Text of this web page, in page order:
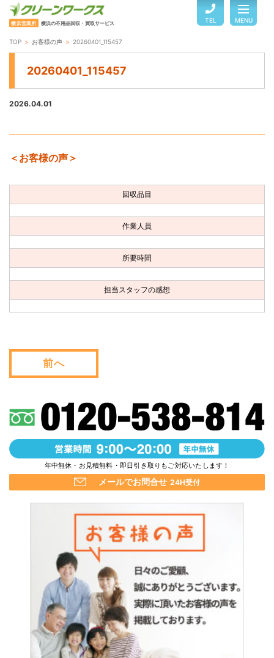
横浜営業所 横浜の不用品回収・買取サービス TEL MENU
TOP
ご利用の流れ
お客様の声
お問い合わせ
会社概要
WEB割引券プレゼント！
TOP お客様の声 20260401_115457
20260401_115457
2026.04.01
＜お客様の声＞
回収品目
作業人員
所要時間
担当スタッフの感想
前へ
年中無休・お見積無料・即日引き取りもご対応いたします！
メールでお問合せ 24H受付